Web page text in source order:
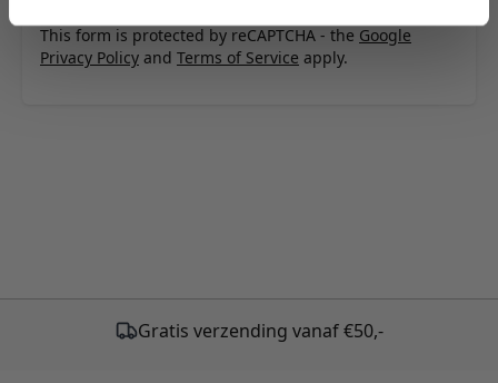
This form is protected by reCAPTCHA - the Google
Privacy Policy and Terms of Service apply.
Gratis verzending vanaf €50,-